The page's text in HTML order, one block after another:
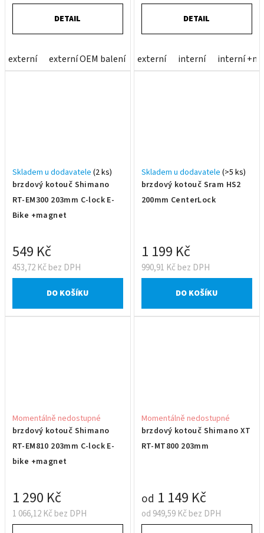
DETAIL
externí externí OEM balení
DETAIL
externí interní interní
brzdový kotouč Shimano
RT-EM300 203mm C-lock E-
Bike +magnet
Skladem u dodavatele (2 ks)
453,72 Kč bez DPH
549 Kč
DO KOŠÍKU
brzdový kotouč Sram HS2
200mm CenterLock
Skladem u dodavatele (>5 ks)
990,91 Kč bez DPH
1 199 Kč
DO KOŠÍKU
brzdový kotouč Shimano
RT-EM810 203mm C-lock E-
bike +magnet
Momentálně nedostupné
1 066,12 Kč bez DPH
1 290 Kč
brzdový kotouč Shimano XT
RT-MT800 203mm
Momentálně nedostupné
od 949,59 Kč bez DPH
od 1 149 Kč